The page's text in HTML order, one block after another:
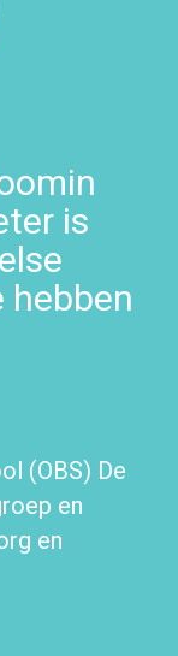
is
hebben
(OBS) De
en
en